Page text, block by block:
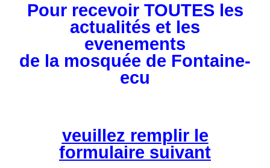
Pour recevoir TOUTES les
actualités et les
evenements
de la mosquée de Fontaine-
ecu
veuillez remplir le
formulaire suivant